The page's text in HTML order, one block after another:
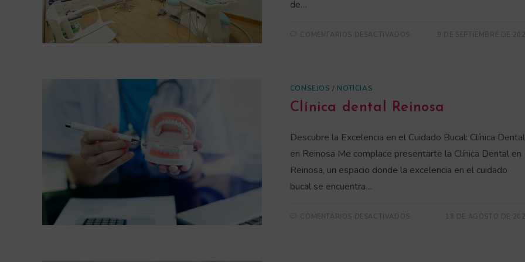
de…
COMENTARIOS DESACTIVADOS 9 DE SEPTIEMBRE DE
CONSEJOS / NOTICIAS
Clínica dental Reinosa
Descubre la Excelencia en el Cuidado Bucal: Clínica Dental
en Reinosa Me complace presentarte la Clínica Dental en
Reinosa, un espacio donde la excelencia en el cuidado
bucal se encuentra…
COMENTARIOS DESACTIVADOS 18 DE AGOSTO DE